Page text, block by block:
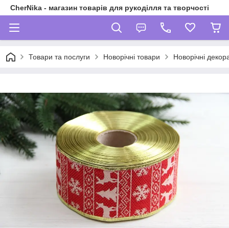
CherNika - магазин товарів для рукоділля та творчості
Товари та послуги Новорічні товари Новорічні